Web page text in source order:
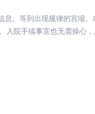
息。等到出现规律的宫缩、
入院手续事宜也无需操心